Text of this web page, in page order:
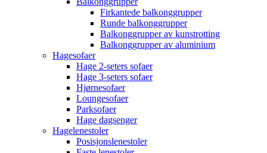
Firkantede balkonggrupper
Runde balkonggrupper
Balkonggrupper av kunstrotting
Balkonggrupper av aluminium
Hagesofaer
Hage 2-seters sofaer
Hage 3-seters sofaer
Hjørnesofaer
Loungesofaer
Parksofaer
Hage dagsenger
Hagelenestoler
Posisjonslenestoler